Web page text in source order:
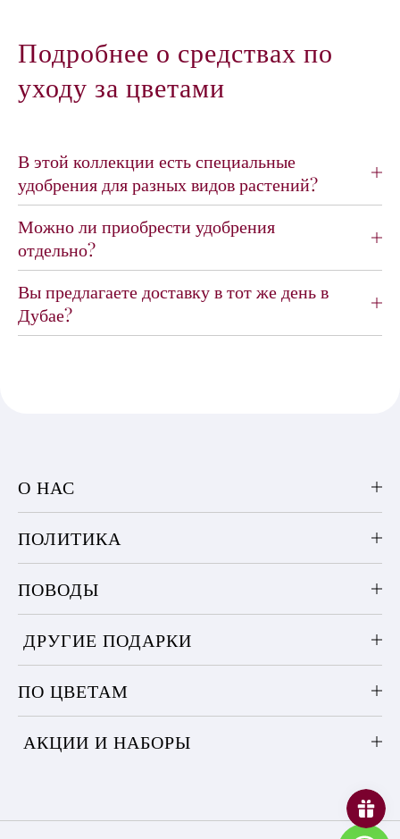
Подробнее о средствах по
уходу за цветами
В этой коллекции есть специальные
удобрения для разных видов растений?
Можно ли приобрести удобрения
отдельно?
Вы предлагаете доставку в тот же день в
Дубае?
О НАС
ПОЛИТИКА
ПОВОДЫ
ДРУГИЕ ПОДАРКИ
ПО ЦВЕТАМ
АКЦИИ И НАБОРЫ